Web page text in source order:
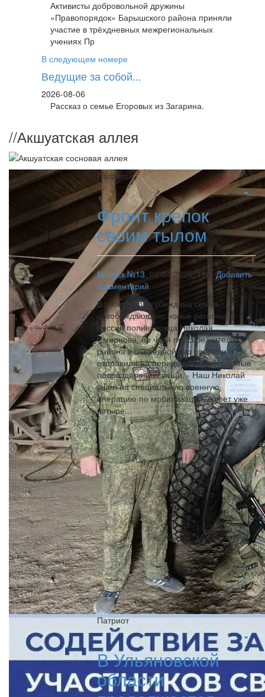
Активисты добровольной дружины
«Правопорядок» Барышского района приняли
участие в трёхдневных межрегиональных
учениях Пр
В следующем номере
Ведущие за собой...
2026-08-06
Рассказ о семье Егоровых из Загарина.
//Акшуатская аллея
Патриот
Фронт крепок
своим тылом
Выпуск №13, 02.04.2026, 198,
Добавить
комментарий
В этом твёрдо убеждена семья
освобождающего новые регионы
России поливановца Николая
Смирнова, по чьей просьбе жители
района в очередной раз собрали и
отправили на передовую необходимые
подразделению вещи. - Наш Николай
ушёл на специальную военную
операцию по мобилизации, воюет уже
четыре...
Патриот
В Ульяновской
области